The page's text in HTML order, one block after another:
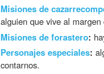
Misiones de
alguien que vive al margen
Misiones de forastero:
Personajes especiales:
contarnos.